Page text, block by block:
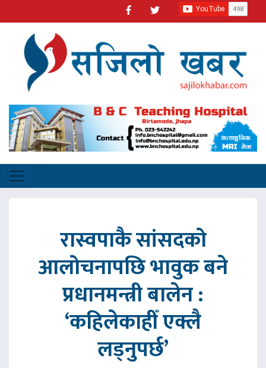
रास्वपाकै सांसदको
आलोचनापछि भावुक बने
प्रधानमन्त्री बालेन :
‘कहिलेकाहीँ एक्लै
लड्नुपर्छ’